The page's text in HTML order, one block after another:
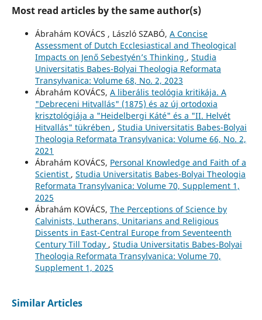
Most read articles by the same author(s)
Ábrahám KOVÁCS , László SZABÓ, A Concise
Assessment of Dutch Ecclesiastical and Theological
Impacts on Jenő Sebestyén’s Thinking , Studia
Universitatis Babes-Bolyai Theologia Reformata
Transylvanica: Volume 68, No. 2, 2023
Ábrahám KOVÁCS, A liberális teológia kritikája. A
"Debreceni Hitvallás" (1875) és az új ortodoxia
krisztológiája a "Heidelbergi Káté" és a "II. Helvét
Hitvallás" tükrében , Studia Universitatis Babes-Bolyai
Theologia Reformata Transylvanica: Volume 66, No. 2,
2021
Ábrahám KOVÁCS, Personal Knowledge and Faith of a
Scientist , Studia Universitatis Babes-Bolyai Theologia
Reformata Transylvanica: Volume 70, Supplement 1,
2025
Ábrahám KOVÁCS, The Perceptions of Science by
Calvinists, Lutherans, Unitarians and Religious
Dissents in East-Central Europe from Seventeenth
Century Till Today , Studia Universitatis Babes-Bolyai
Theologia Reformata Transylvanica: Volume 70,
Supplement 1, 2025
Similar Articles